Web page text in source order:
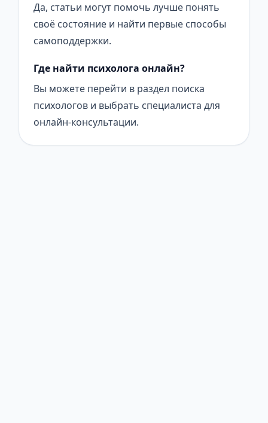
Да, статьи могут помочь лучше понять
своё состояние и найти первые способы
самоподдержки.
Где найти психолога онлайн?
Вы можете перейти в раздел поиска
психологов и выбрать специалиста для
онлайн-консультации.